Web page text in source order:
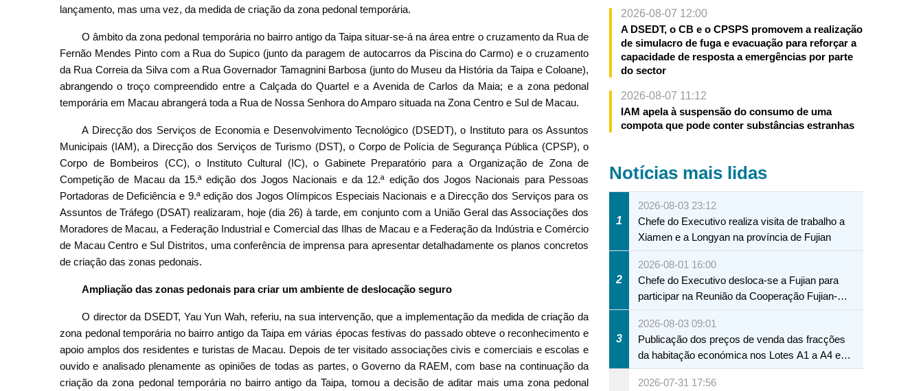
lançamento, mas uma vez, da medida de criação da zona pedonal temporária.
O âmbito da zona pedonal temporária no bairro antigo da Taipa situar-se-á na área entre o cruzamento da Rua de
Fernão Mendes Pinto com a Rua do Supico (junto da paragem de autocarros da Piscina do Carmo) e o cruzamento
da Rua Correia da Silva com a Rua Governador Tamagnini Barbosa (junto do Museu da História da Taipa e Coloane),
abrangendo o troço compreendido entre a Calçada do Quartel e a Avenida de Carlos da Maia; e a zona pedonal
temporária em Macau abrangerá toda a Rua de Nossa Senhora do Amparo situada na Zona Centro e Sul de Macau.
A Direcção dos Serviços de Economia e Desenvolvimento Tecnológico (DSEDT), o Instituto para os Assuntos
Municipais (IAM), a Direcção dos Serviços de Turismo (DST), o Corpo de Polícia de Segurança Pública (CPSP), o
Corpo de Bombeiros (CC), o Instituto Cultural (IC), o Gabinete Preparatório para a Organização de Zona de
Competição de Macau da 15.ª edição dos Jogos Nacionais e da 12.ª edição dos Jogos Nacionais para Pessoas
Portadoras de Deficiência e 9.ª edição dos Jogos Olímpicos Especiais Nacionais e a Direcção dos Serviços para os
Assuntos de Tráfego (DSAT) realizaram, hoje (dia 26) à tarde, em conjunto com a União Geral das Associações dos
Moradores de Macau, a Federação Industrial e Comercial das Ilhas de Macau e a Federação da Indústria e Comércio
de Macau Centro e Sul Distritos, uma conferência de imprensa para apresentar detalhadamente os planos concretos
de criação das zonas pedonais.
Ampliação das zonas pedonais para criar um ambiente de deslocação seguro
O director da DSEDT, Yau Yun Wah, referiu, na sua intervenção, que a implementação da medida de criação da
zona pedonal temporária no bairro antigo da Taipa em várias épocas festivas do passado obteve o reconhecimento e
apoio amplos dos residentes e turistas de Macau. Depois de ter visitado associações civis e comerciais e escolas e
ouvido e analisado plenamente as opiniões de todas as partes, o Governo da RAEM, com base na continuação da
criação da zona pedonal temporária no bairro antigo da Taipa, tomou a decisão de aditar mais uma zona pedonal
2026-08-07 12:00
A DSEDT, o CB e o CPSPS promovem a realização
de simulacro de fuga e evacuação para reforçar a
capacidade de resposta a emergências por parte
do sector
2026-08-07 11:12
IAM apela à suspensão do consumo de uma
compota que pode conter substâncias estranhas
Notícias mais lidas
1
2026-08-03 23:12
Chefe do Executivo realiza visita de trabalho a
Xiamen e a Longyan na província de Fujian
2
2026-08-01 16:00
Chefe do Executivo desloca-se a Fujian para
participar na Reunião da Cooperação Fujian-
Macau
3
2026-08-03 09:01
Publicação dos preços de venda das fracções
da habitação económica nos Lotes A1 a A4 e
A12 da Zona A dos Novos Aterros
2026-07-31 17:56